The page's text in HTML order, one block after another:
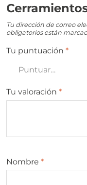
Tu dirección de correo
obligatorios están
Tu puntuación *
Tu valoración *
Nombre *